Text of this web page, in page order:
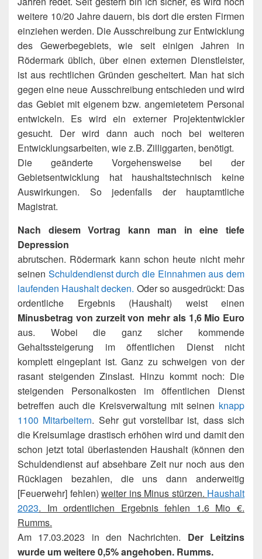
weitere 10/20 Jahre dauern, bis dort die ersten Firmen
einziehen werden. Die Ausschreibung zur Entwicklung
des Gewerbegebiets, wie seit einigen Jahren in
Rödermark üblich, über einen externen Dienstleister,
ist aus rechtlichen Gründen gescheitert. Man hat sich
gegen eine neue Ausschreibung entschieden und wird
das Gebiet mit eigenem bzw. angemietetem Personal
entwickeln. Es wird ein externer Projektentwickler
gesucht. Der wird dann auch noch bei weiteren
Entwicklungsarbeiten, wie z.B. Zilliggarten, benötigt.
Die geänderte Vorgehensweise bei der
Gebietsentwicklung hat haushaltstechnisch keine
Auswirkungen. So jedenfalls der hauptamtliche
Magistrat.
Nach diesem Vortrag kann man in eine tiefe
Depression
abrutschen. Rödermark kann schon heute nicht mehr
seinen Schuldendienst durch die Einnahmen aus dem
laufenden Haushalt decken. Oder so ausgedrückt: Das
ordentliche Ergebnis (Haushalt) weist einen
Minusbetrag von zurzeit von mehr als 1,6 Mio Euro
aus. Wobei die ganz sicher kommende
Gehaltssteigerung im öffentlichen Dienst nicht
komplett eingeplant ist. Ganz zu schweigen von der
rasant steigenden Zinslast. Hinzu kommt noch: Die
steigenden Personalkosten im öffentlichen Dienst
betreffen auch die Kreisverwaltung mit seinen knapp
1100 Mitarbeitern. Sehr gut vorstellbar ist, dass sich
die Kreisumlage drastisch erhöhen wird und damit den
schon jetzt total überlastenden Haushalt (können den
Schuldendienst auf absehbare Zeit nur noch aus den
Rücklagen bezahlen, die uns dann anderweitig
[Feuerwehr] fehlen) weiter ins Minus stürzen. Haushalt
2023. Im ordentlichen Ergebnis fehlen 1.6 Mio €.
Rumms.
Am 17.03.2023 in den Nachrichten. Der Leitzins
wurde um weitere 0,5% angehoben. Rumms.